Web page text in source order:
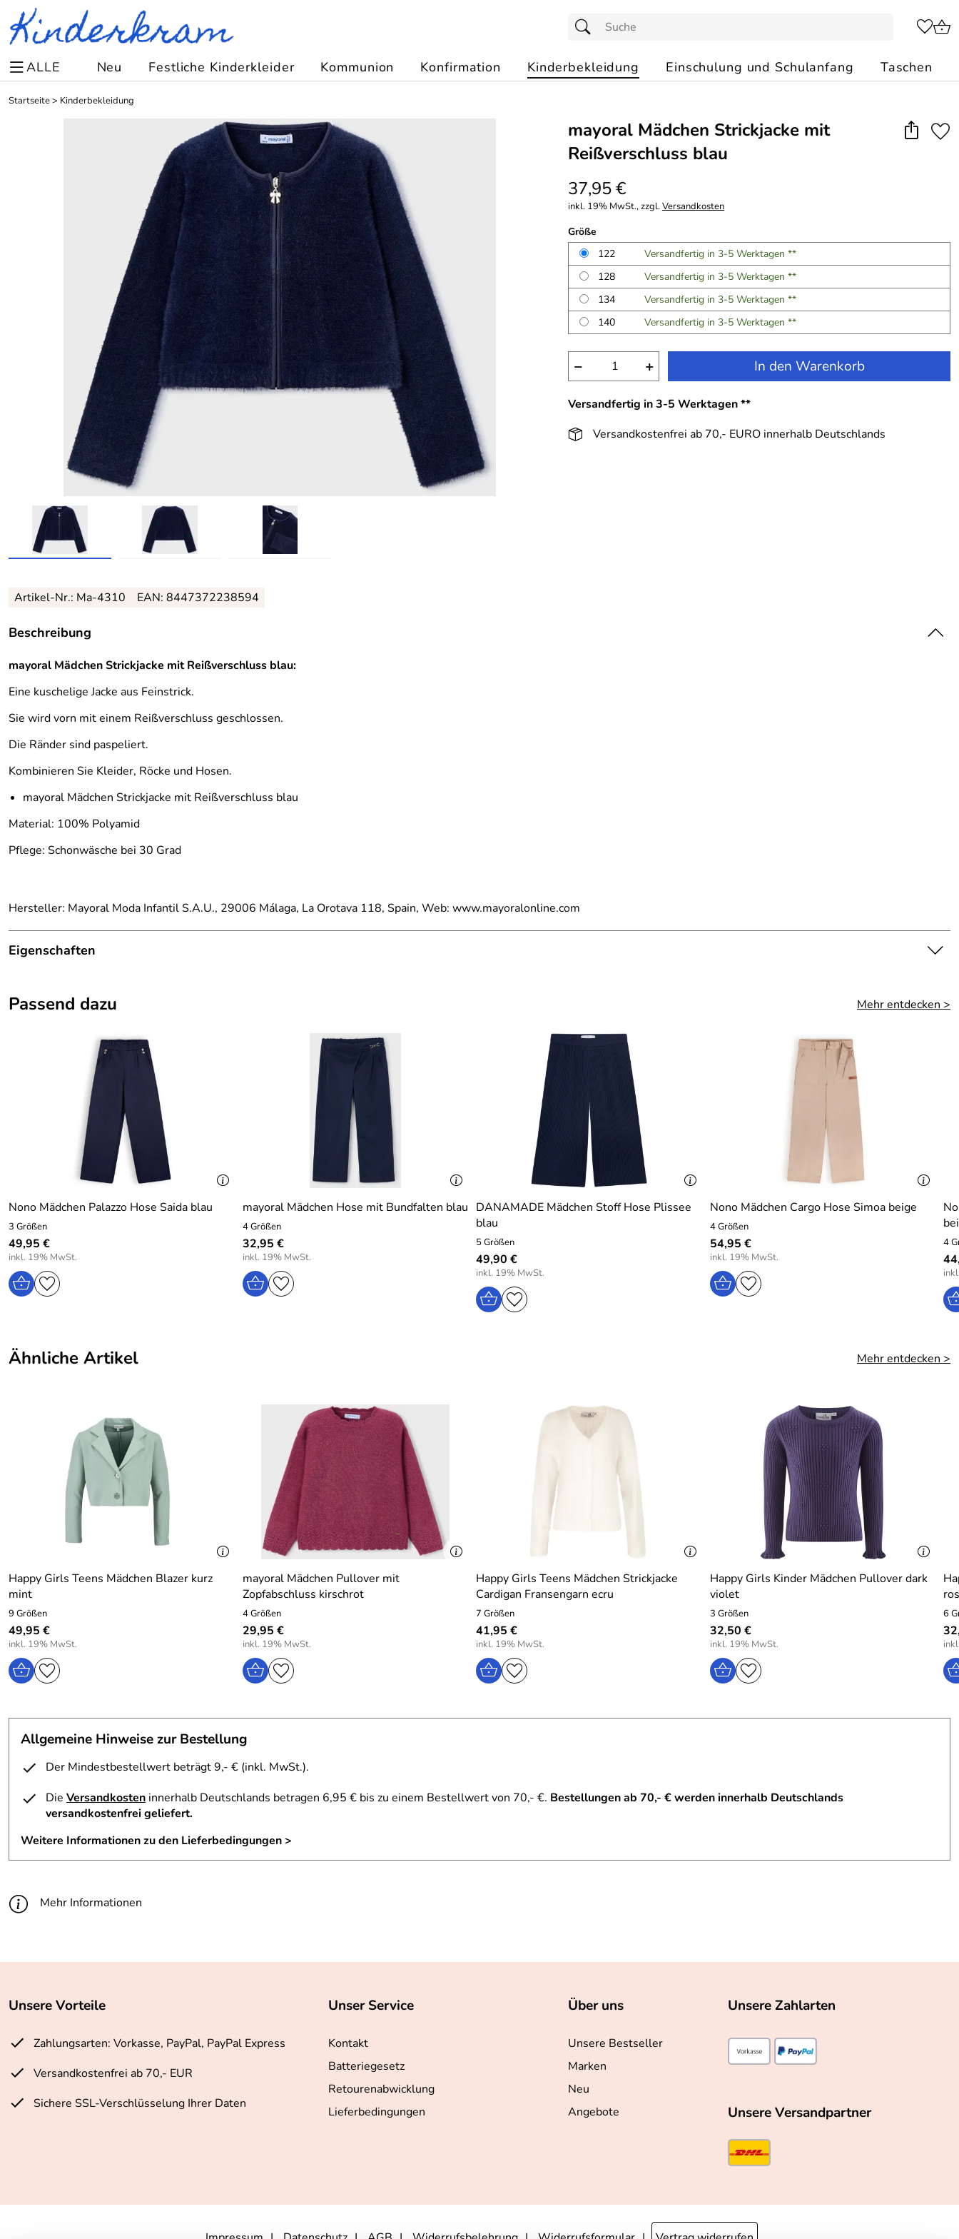
ALLE Neu Festliche Kinderkleider Kommunion Konfirmation Kinderbekleidung Einschulung und Schulanfang Taschen
Startseite> Kinderbekleidung
mayoral Mädchen Strickjacke mit
Reißverschluss blau
37,95 €
inkl. 19% MwSt., zzgl.Versandkosten
Größe
122
Versandfertig in 3-5 Werktagen **
128
Versandfertig in 3-5 Werktagen **
134
Versandfertig in 3-5 Werktagen **
140
Versandfertig in 3-5 Werktagen **
− + In den Warenkorb
Versandfertig in 3-5 Werktagen **
Versandkostenfrei ab 70,- EURO innerhalb Deutschlands
Artikel-Nr.: Ma-4310 EAN: 8447372238594
Beschreibung
mayoral Mädchen Strickjacke mit Reißverschluss blau:
Eine kuschelige Jacke aus Feinstrick.
Sie wird vorn mit einem Reißverschluss geschlossen.
Die Ränder sind paspeliert.
Kombinieren Sie Kleider, Röcke und Hosen.
mayoral Mädchen Strickjacke mit Reißverschluss blau
Material: 100% Polyamid
Pflege: Schonwäsche bei 30 Grad
Hersteller: Mayoral Moda Infantil S.A.U., 29006 Málaga, La Orotava 118, Spain, Web: www.mayoralonline.com
Eigenschaften
Farbe:
Blau
Passend dazu Mehr entdecken >
Nono Mädchen Palazzo Hose Saida blau
3 Größen
49,95 €
inkl. 19% MwSt.
mayoral Mädchen Hose mit Bundfalten blau
4 Größen
32,95 €
inkl. 19% MwSt.
DANAMADE Mädchen Stoff Hose Plissee
blau
5 Größen
49,90 €
inkl. 19% MwSt.
Nono Mädchen Cargo Hose Simoa beige
4 Größen
54,95 €
inkl. 19% MwSt.
4
Ähnliche Artikel Mehr entdecken >
Happy Girls Teens Mädchen Blazer kurz
mint
9 Größen
49,95 €
inkl. 19% MwSt.
mayoral Mädchen Pullover mit
Zopfabschluss kirschrot
4 Größen
29,95 €
inkl. 19% MwSt.
Happy Girls Teens Mädchen Strickjacke
Cardigan Fransengarn ecru
7 Größen
41,95 €
inkl. 19% MwSt.
Happy Girls Kinder Mädchen Pullover dark
violet
3 Größen
32,50 €
inkl. 19% MwSt.
6
Allgemeine Hinweise zur Bestellung
Der Mindestbestellwert beträgt 9,- € (inkl. MwSt.).
Die Versandkosten innerhalb Deutschlands betragen 6,95 € bis zu einem Bestellwert von 70,- €. Bestellungen ab 70,- € werden innerhalb Deutschlands
versandkostenfrei geliefert.
Weitere Informationen zu den Lieferbedingungen >
Mehr Informationen
Unsere Vorteile
Zahlungsarten: Vorkasse, PayPal, PayPal Express
Versandkostenfrei ab 70,- EUR
Sichere SSL-Verschlüsselung Ihrer Daten
Unser Service
Kontakt
Batteriegesetz
Retourenabwicklung
Lieferbedingungen
Über uns
Unsere Bestseller
Marken
Neu
Angebote
Unsere Zahlarten
Unsere Versandpartner